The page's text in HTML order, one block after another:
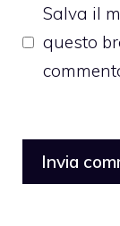
Salva il
questo